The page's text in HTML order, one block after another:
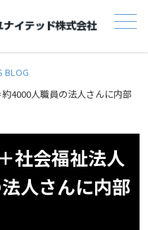
メニュー
BLOG
4000人職員の法人さんに内部
社会福祉法人
人さんに内部